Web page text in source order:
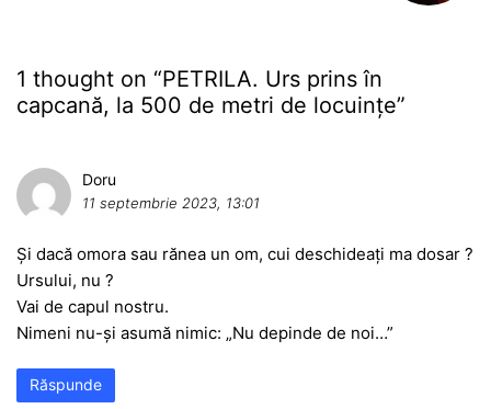
1 thought on “PETRILA. Urs prins în
capcană, la 500 de metri de locuințe”
Doru
11 septembrie 2023, 13:01
Și dacă omora sau rănea un om, cui deschideați ma dosar ?
Ursului, nu ?
Vai de capul nostru.
Nimeni nu-și asumă nimic: „Nu depinde de noi…”
Răspunde